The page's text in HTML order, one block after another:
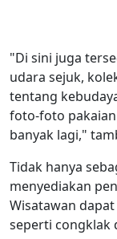
"Di sini juga
udara sejuk,
tentang
foto-foto
banyak lagi,"
Tidak hanya
menyediakan
Wisatawan
seperti congklak